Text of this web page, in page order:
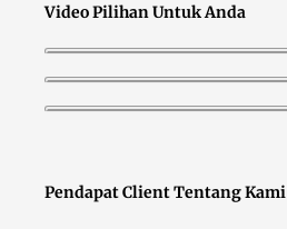
Video Pilihan Untuk Anda
Pendapat Client Tentang Kami